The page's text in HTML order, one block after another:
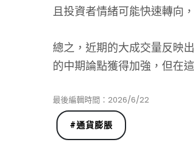
且投資者情緒可能快速轉向
總之，近期的大成交量反映
的中期論點獲得加強，但在
最後編輯時間：2026/6/22
#通貨膨脹